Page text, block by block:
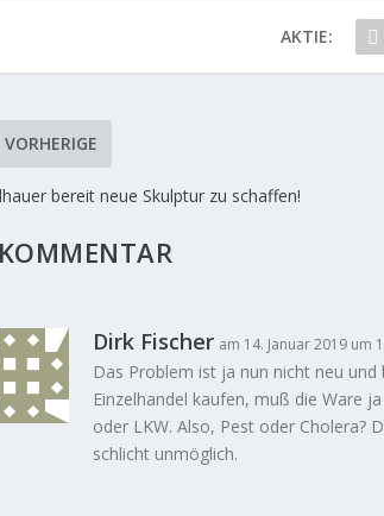
AKTIE:
VORHERIGE
bereit neue Skulptur zu schaffen!
Dirk Fischer am 14. Januar 2019 um
Das Problem ist ja nun nicht neu
Einzelhandel kaufen, muß die Ware
oder LKW. Also, Pest oder Cholera?
schlicht unmöglich.